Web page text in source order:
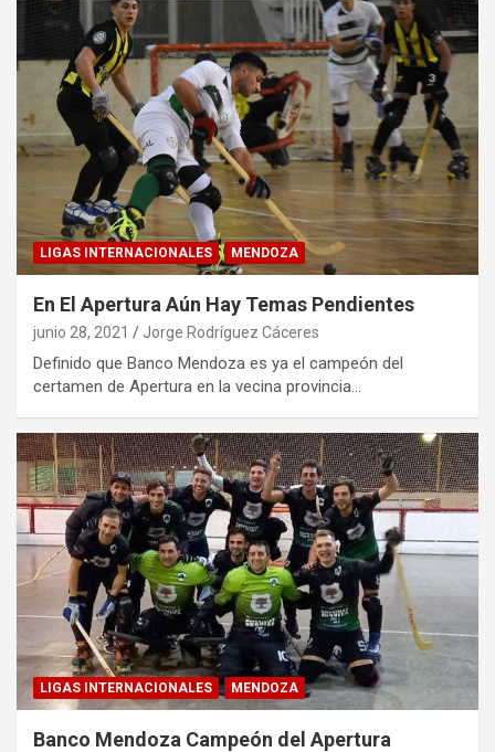
LIGAS INTERNACIONALES MENDOZA
En El Apertura Aún Hay Temas Pendientes
junio 28, 2021 Jorge Rodríguez Cáceres
Definido que Banco Mendoza es ya el campeón del
certamen de Apertura en la vecina provincia…
LIGAS INTERNACIONALES MENDOZA
Banco Mendoza Campeón del Apertura